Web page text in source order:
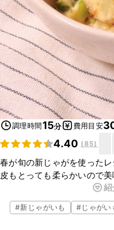
調理時間15分 費用目安
4.40 (85)
春が旬の新じゃがを使ったレ
皮もとっても柔らかいので美
マスタードがピリッと効い
電子レンジだけで簡単に作
紹
#新じゃがいも #じゃがい